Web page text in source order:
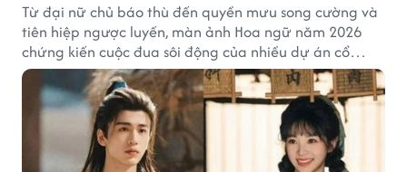
Từ đại nữ chủ báo thù đến quyền mưu song cường và
tiên hiệp ngược luyến, màn ảnh Hoa ngữ năm 2026
chứng kiến cuộc đua sôi động của nhiều dự án cổ
trang có độ thảo luận cao.